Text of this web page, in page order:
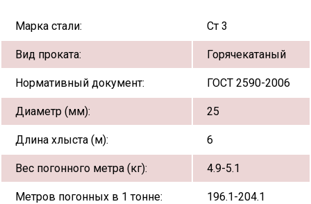
Марка стали: Ст 3
Вид проката: Горячекатаный
Нормативный документ: ГОСТ 2590-2006
Диаметр (мм): 25
Длина хлыста (м): 6
Вес погонного метра (кг): 4.9-5.1
Метров погонных в 1 тонне: 196.1-204.1